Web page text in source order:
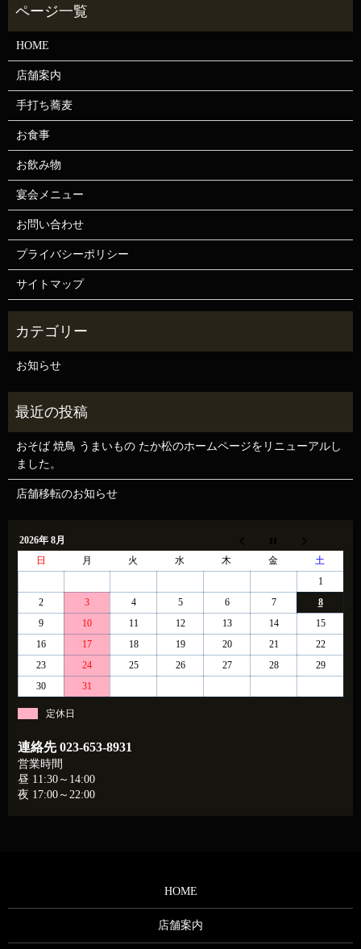
HOME
店舗案内
手打ち蕎麦
お食事
お飲み物
宴会メニュー
お問い合わせ
プライバシーポリシー
サイトマップ
お知らせ
おそば 焼鳥 うまいもの たか松のホームページをリニューアルし
ました。
店舗移転のお知らせ
2026年 8月
日
月 火 水 木 金
土
1
2
3 4 5 6 7
8
9
10 11 12 13 14
15
16
17 18 19 20 21
22
23
24 25 26 27 28
29
30
31
定休日
連絡先023-653-8931
営業時間
昼 11:30～14:00
夜 17:00～22:00
HOME
店舗案内